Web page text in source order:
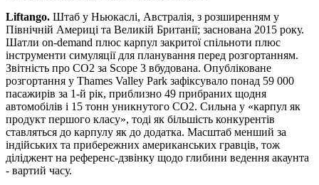
Liftango. Штаб у Ньюкаслі, Австралія, з розширенням у
Північній Америці та Великій Британії; заснована 2015 року.
Шатли on-demand плюс карпул закритої спільноти плюс
інструменти симуляції для планування перед розгортанням.
Звітність про CO2 за Scope 3 вбудована. Опубліковане
розгортання у Thames Valley Park зафіксувало понад 59 000
пасажирів за 1-й рік, приблизно 49 прибраних щодня
автомобілів і 15 тонн уникнутого CO2. Сильна у «карпул як
продукт першого класу», тоді як більшість конкурентів
ставляться до карпулу як до додатка. Масштаб менший за
індійських та прибережних американських гравців, тож
діліджент на референс-дзвінку щодо глибини ведення акаунта
- вартий часу.